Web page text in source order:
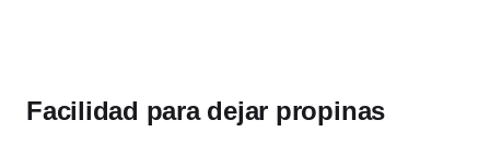
Facilidad para dejar propinas